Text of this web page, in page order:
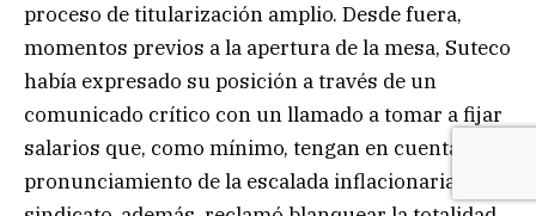
proceso de titularización amplio. Desde fuera,
momentos previos a la apertura de la mesa, Suteco
había expresado su posición a través de un
comunicado crítico con un llamado a tomar a fijar
salarios que, como mínimo, tengan en cuenta el
pronunciamiento de la escalada inflacionaria. El